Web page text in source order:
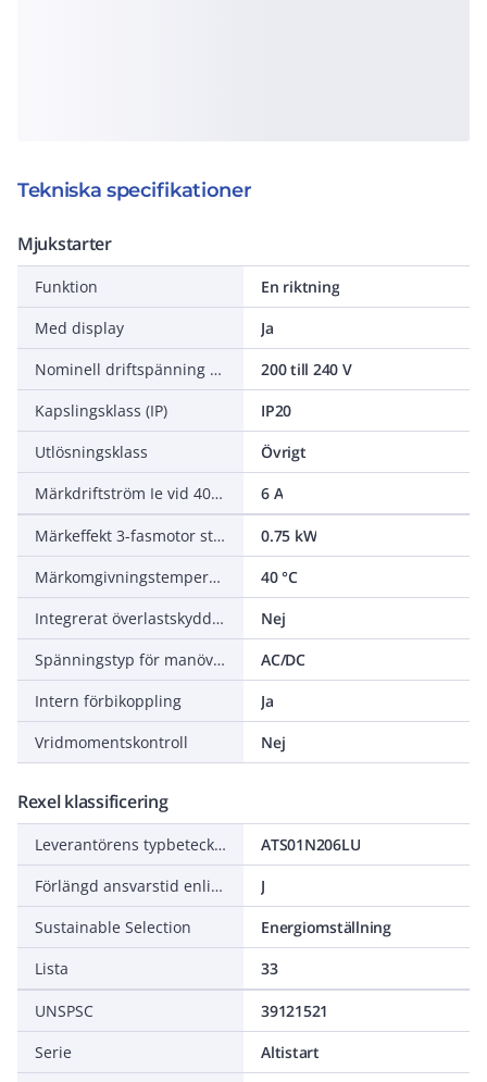
Tekniska specifikationer
Mjukstarter
Funktion
En riktning
Med display
Ja
Nominell driftspänning Ue
200 till 240 V
Kapslingsklass (IP)
IP20
Utlösningsklass
Övrigt
Märkdriftström Ie vid 40 °C Tu
6 A
Märkeffekt 3-fasmotor standardkoppling vid 230 V
0.75 kW
Märkomgivningstemperatur utan derating
40 °C
Integrerat överlastskydd för motor
Nej
Spänningstyp för manöver
AC/DC
Intern förbikoppling
Ja
Vridmomentskontroll
Nej
Rexel klassificering
Leverantörens typbeteckning
ATS01N206LU
Förlängd ansvarstid enligt ALEM-09
J
Sustainable Selection
Energiomställning
Lista
33
UNSPSC
39121521
Serie
Altistart